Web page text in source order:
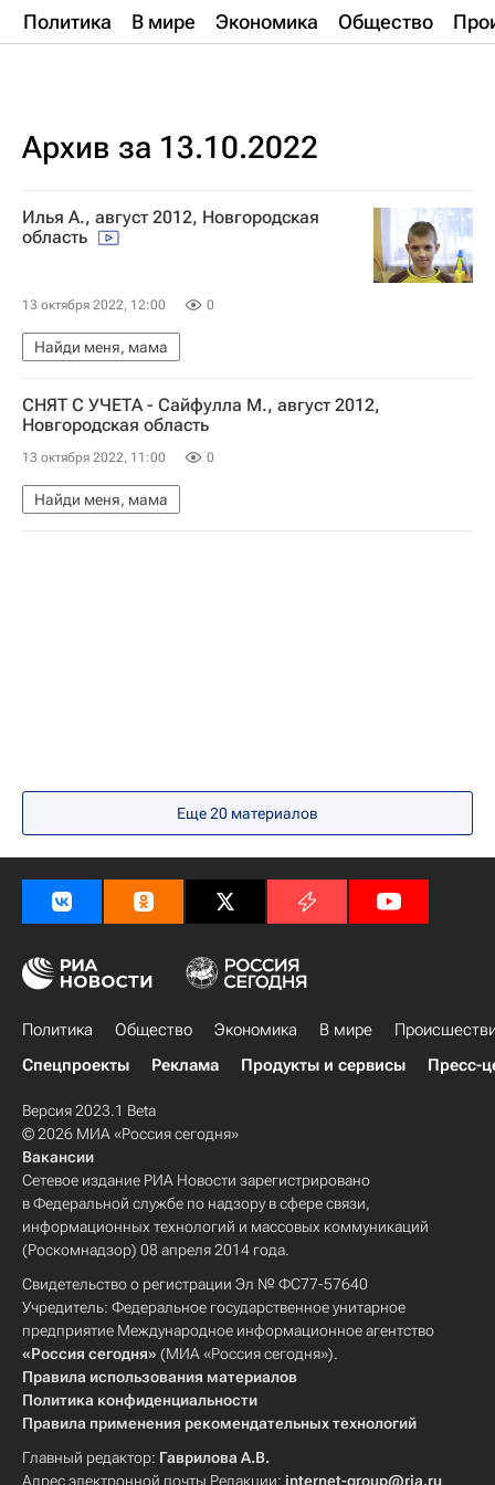
Политика В мире Экономика Общество
Архив за 13.10.2022
Илья А., август 2012, Новгородская
область
13 октября 2022, 12:00 0
Найди меня, мама
СНЯТ С УЧЕТА - Сайфулла М., август 2012,
Новгородская область
13 октября 2022, 11:00 0
Найди меня, мама
Еще 20 материалов
Политика Общество Экономика В мире
Спецпроекты
Реклама Продукты и сервисы Пресс-
Версия 2023.1 Beta
© 2026 МИА «Россия сегодня»
Вакансии
Сетевое издание РИА Новости зарегистрировано
в Федеральной службе по надзору в сфере связи,
информационных технологий и массовых коммуникаций
(Роскомнадзор) 08 апреля 2014 года.
Свидетельство о регистрации Эл № ФС77-57640
Учредитель: Федеральное государственное унитарное
предприятие Международное информационное агентство
«Россия сегодня» (МИА «Россия сегодня»).
Правила использования материалов
Политика конфиденциальности
Правила применения рекомендательных технологий
Главный редактор: Гаврилова А.В.
Адрес электронной почты Редакции: internet-group@ria.ru